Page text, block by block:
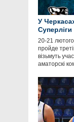
У
Суперліги
20-21
пройде
візьмуть
аматорскі